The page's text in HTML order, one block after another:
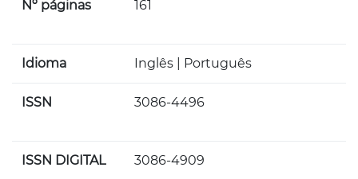
Nº páginas 161
Idioma Inglês | Português
ISSN 3086-4496
ISSN DIGITAL 3086-4909